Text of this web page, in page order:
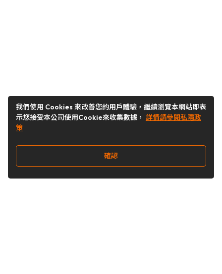
我們使用 Cookies 來改善您的用戶體驗，繼續瀏覽本網站即表
示您接受本公司使用Cookie來收集數據， 詳情請參閱私隱政
策
確認